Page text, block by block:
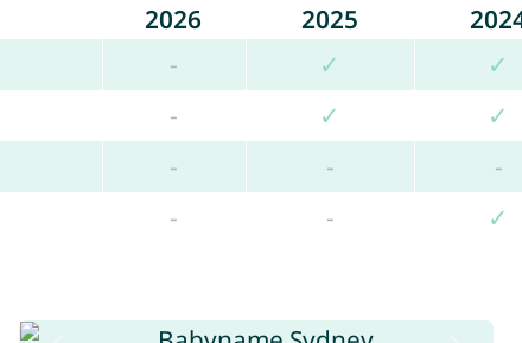
2026 2025
- ✓
✓
- ✓
✓
- -
-
- - ✓